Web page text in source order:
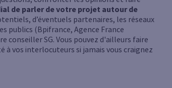
de parler de votre projet autour de
d’éventuels partenaires, les réseaux
publics (Bpifrance, Agence France
conseiller SG. Vous pouvez d'ailleurs faire
à vos interlocuteurs si jamais vous craignez